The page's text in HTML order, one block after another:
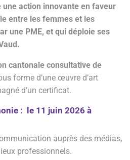
une action innovante en faveur
entre les femmes et les
une PME, et qui déploie ses
cantonale consultative de
forme d’une œuvre d’art
d’un certificat.
: le 11 juin 2026 à
auprès des médias,
professionnels.